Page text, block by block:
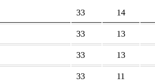
33 14
33 13
33 13
33 11